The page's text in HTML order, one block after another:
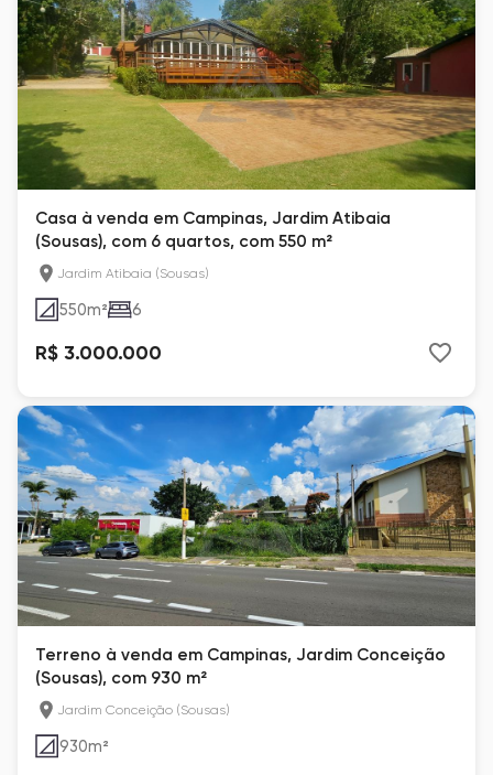
Casa à venda em Campinas, Jardim Atibaia
(Sousas), com 6 quartos, com 550 m²
Jardim Atibaia (Sousas)
550m² 6
R$ 3.000.000
Terreno à venda em Campinas, Jardim Conceição
(Sousas), com 930 m²
Jardim Conceição (Sousas)
930m²